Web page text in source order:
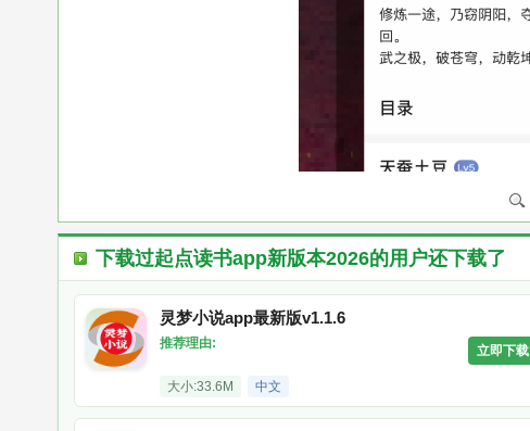
下载过起点读书app新版本2026的用户还下载了
灵梦小说app最新版v1.1.6
推荐理由:
大小:33.6M 中文
立即下载